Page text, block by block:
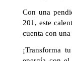
Con una
201, este
cuenta con una
¡Transforma